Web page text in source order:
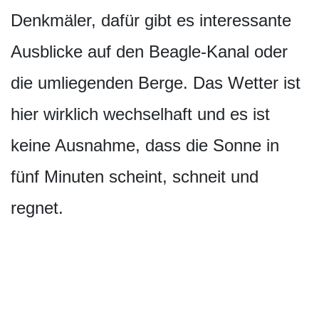
Denkmäler, dafür gibt es interessante
Ausblicke auf den Beagle-Kanal oder
die umliegenden Berge. Das Wetter ist
hier wirklich wechselhaft und es ist
keine Ausnahme, dass die Sonne in
fünf Minuten scheint, schneit und
regnet.